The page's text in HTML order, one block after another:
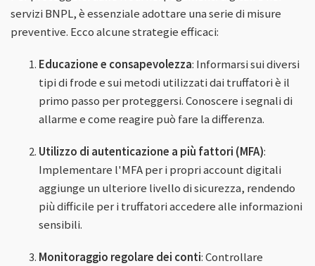
servizi BNPL, è essenziale adottare una serie di misure
preventive. Ecco alcune strategie efficaci:
Educazione e consapevolezza: Informarsi sui diversi
tipi di frode e sui metodi utilizzati dai truffatori è il
primo passo per proteggersi. Conoscere i segnali di
allarme e come reagire può fare la differenza.
Utilizzo di autenticazione a più fattori (MFA):
Implementare l'MFA per i propri account digitali
aggiunge un ulteriore livello di sicurezza, rendendo
più difficile per i truffatori accedere alle informazioni
sensibili.
Monitoraggio regolare dei conti: Controllare